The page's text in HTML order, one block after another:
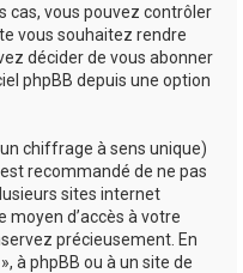
cas, vous pouvez contrôler
vous souhaitez rendre
décider de vous abonner
phpBB depuis une option
chiffrage à sens unique)
recommandé de ne pas
sites internet
d’accès à votre
précieusement. En
à phpBB ou à un site de